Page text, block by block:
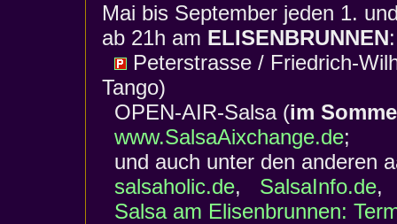
Mai bis September jeden 1.
ab 21h am ELISENBRUNNEN
Peterstrasse / Friedrich-
Tango)
OPEN-AIR-Salsa (im
www.SalsaAixchange.de;
und auch unter den anderen
salsaholic.de, SalsaInfo.de,
Salsa am Elisenbrunnen: